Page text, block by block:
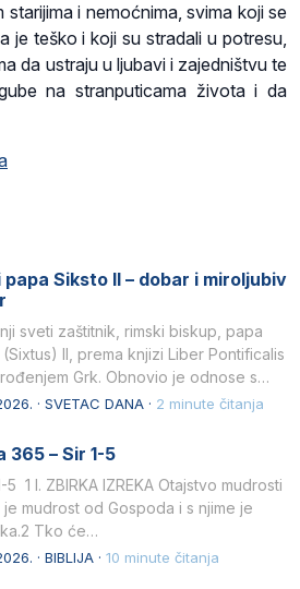
i nemoćnima, svima koji se
je teško i koji su stradali u potresu,
da ustraju u ljubavi i zajedništvu te
na stranputicama života i da
Siksto II – dobar i miroljubiv
sveti zaštitnik, rimski biskup, papa
II, prema knjizi Liber Pontificalis
Grk. Obnovio je odnose s
· SVETAC DANA · 2 minute čitanja
365 – Sir 1-5
1 I. ZBIRKA IZREKA Otajstvo mudrosti
je mudrost od Gospoda i s njime je
Tko će…
· BIBLIJA · 10 minute čitanja